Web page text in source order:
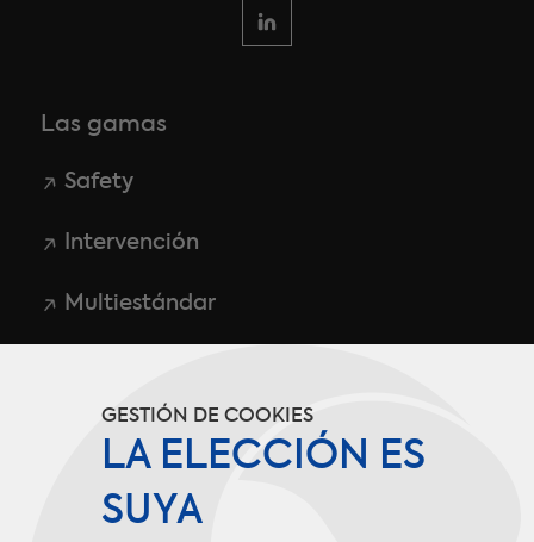
Las gamas
Safety
Intervención
Multiestándar
Más información
Estándares
GESTIÓN DE COOKIES
LA ELECCIÓN ES
SUYA